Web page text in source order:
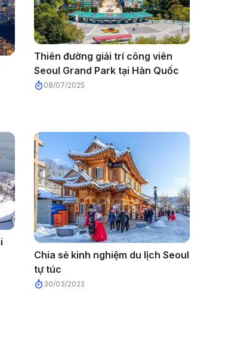
Thiên đường giải trí công viên
Seoul Grand Park tại Hàn Quốc
08/07/2025
Chia sẻ kinh nghiệm du lịch Seoul
tự túc
30/03/2022